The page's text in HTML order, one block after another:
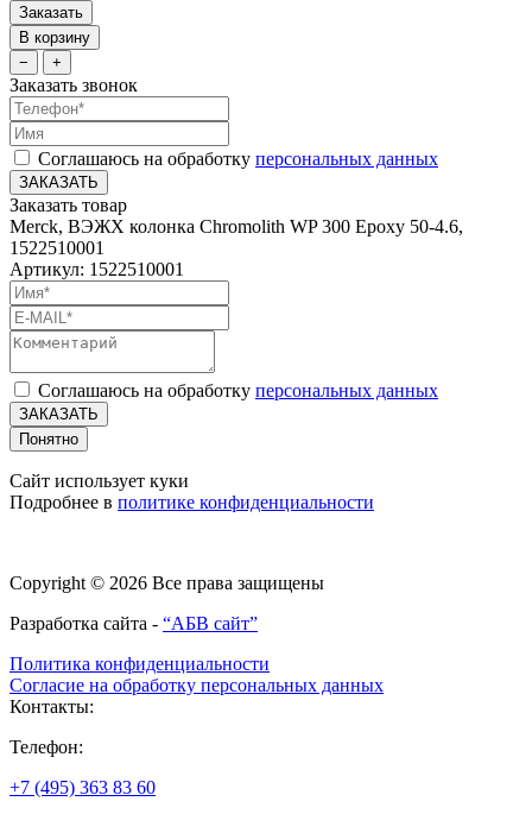
Заказать
В корзину
−
+
Заказать звонок
Соглашаюсь на обработку персональных данных
ЗАКАЗАТЬ
Заказать товар
Merck, ВЭЖХ колонка Chromolith WP 300 Epoxy 50-4.6,
1522510001
Артикул: 1522510001
Соглашаюсь на обработку персональных данных
ЗАКАЗАТЬ
Понятно
Сайт использует куки
Подробнее в политике конфиденциальности
Copyright © 2026 Все права защищены
Разработка сайта - “АБВ сайт”
Политика конфиденциальности
Согласие на обработку персональных данных
Контакты:
Телефон:
+7 (495) 363 83 60